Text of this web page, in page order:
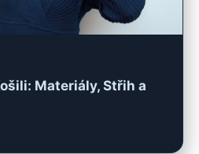
Materiály, Střih a